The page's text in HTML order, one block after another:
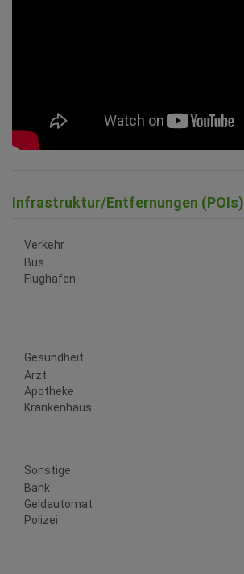
Infrastruktur/Entfernungen (POIs)
Verkehr
Bus
Flughafen
Gesundheit
Arzt
Apotheke
Krankenhaus
Sonstige
Bank
Geldautomat
Polizei